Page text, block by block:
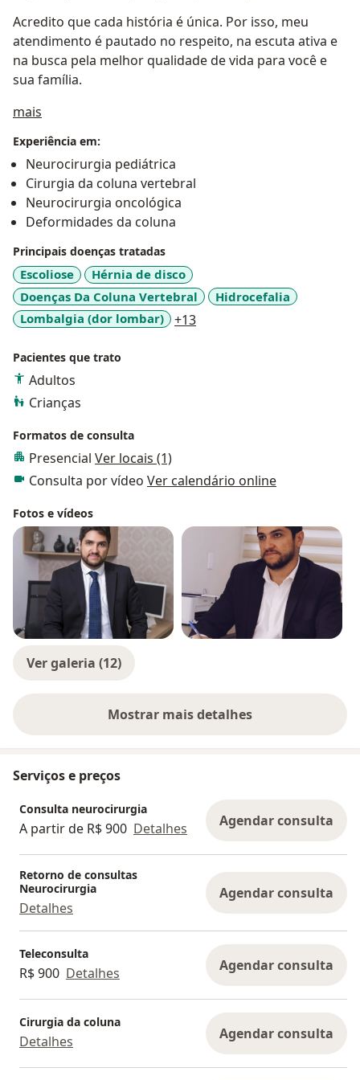
Acredito que cada história é única. Por isso, meu
atendimento é pautado no respeito, na escuta ativa e
na busca pela melhor qualidade de vida para você e
sua família.
mais
Experiência em:
Neurocirurgia pediátrica
Cirurgia da coluna vertebral
Neurocirurgia oncológica
Deformidades da coluna
Principais doenças tratadas
Escoliose
Hérnia de disco
Doenças Da Coluna Vertebral
Hidrocefalia
Lombalgia (dor lombar)
+13a11y_sr_more_diseases
Pacientes que trato
Adultos
Crianças
Formatos de consulta
Presencial Ver locais (1)
Consulta por vídeo Ver calendário online
Fotos e vídeos
Ver galeria (12)
Mostrar mais detalhes
sobre a experiência
Serviços e preços
Consulta neurocirurgia
A partir de R$ 900 Detalhes Agendar consulta
Retorno de consultas
Neurocirurgia
Detalhes
Agendar consulta
Teleconsulta
R$ 900 Detalhes Agendar consulta
Cirurgia da coluna
Detalhes Agendar consulta